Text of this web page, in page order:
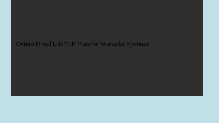
Otium Hotel Life VIP Transfer Mercedes Sprinter